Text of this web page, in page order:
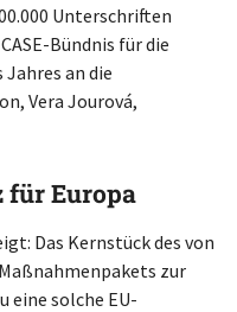
Unterschriften
Bündnis für die
an die
Vera Jourová,
für Europa
Das Kernstück des von
zur
eine solche EU-